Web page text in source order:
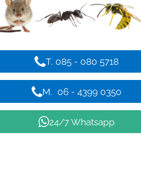
T. 085 - 080 5718
M. 06 - 4399 0350
24/7 Whatsapp